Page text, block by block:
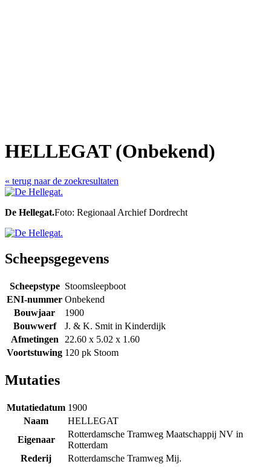
HELLEGAT (Onbekend)
« terug naar de zoekresultaten
De Hellegat.Foto: Regionaal Archief Dordrecht
Scheepsgegevens
Scheepstype Stoomsleepboot
ENI-nummer Onbekend
Bouwjaar
1900
Bouwwerf
J. & K. Smit in Kinderdijk
Afmetingen
22.60 x 5.02 x 1.60
Voortstuwing 120 pk Stoom
Mutaties
Mutatiedatum 1900
Naam
HELLEGAT
Eigenaar
Rotterdamsche Tramweg Maatschappij NV in
Rotterdam
Rederij
Rotterdamsche Tramweg Mij.